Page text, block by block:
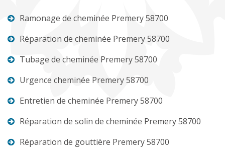
Ramonage de cheminée Premery 58700
Réparation de cheminée Premery 58700
Tubage de cheminée Premery 58700
Urgence cheminée Premery 58700
Entretien de cheminée Premery 58700
Réparation de solin de cheminée Premery 58700
Réparation de gouttière Premery 58700